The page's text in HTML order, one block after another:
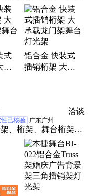
外展架、架子舞台、
、广告架子、立式展
架子、架子支架、铝
桁架、亚克力板、亚
式
承
铝合金 快装式
插销桁架 大承
洽谈
已核验 广东广州
、桁架、舞台桁架、
合金桁架、truss架、
横架、拼装快装舞
架、铝合金舞台桁
、铝合金拼装舞台、
舞台设备桁架、舞台